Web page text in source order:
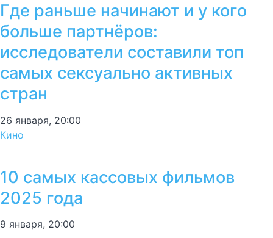
Где раньше начинают и у кого
больше партнёров:
исследователи составили топ
самых сексуально активных
стран
26 января, 20:00
Кино
10 самых кассовых фильмов
2025 года
9 января, 20:00